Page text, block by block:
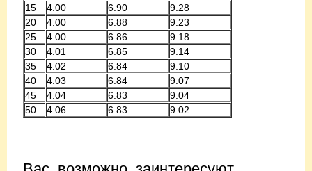
15
4.00 6.90
9.28
20
4.00 6.88
9.23
25
4.00 6.86
9.18
30
4.01 6.85
9.14
35
4.02 6.84
9.10
40
4.03 6.84
9.07
45
4.04 6.83
9.04
50
4.06 6.83 9.02